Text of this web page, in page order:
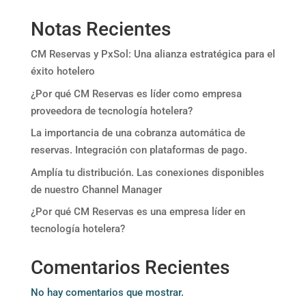
Notas Recientes
CM Reservas y PxSol: Una alianza estratégica para el
éxito hotelero
¿Por qué CM Reservas es líder como empresa
proveedora de tecnología hotelera?
La importancia de una cobranza automática de
reservas. Integración con plataformas de pago.
Amplía tu distribución. Las conexiones disponibles
de nuestro Channel Manager
¿Por qué CM Reservas es una empresa líder en
tecnología hotelera?
Comentarios Recientes
No hay comentarios que mostrar.